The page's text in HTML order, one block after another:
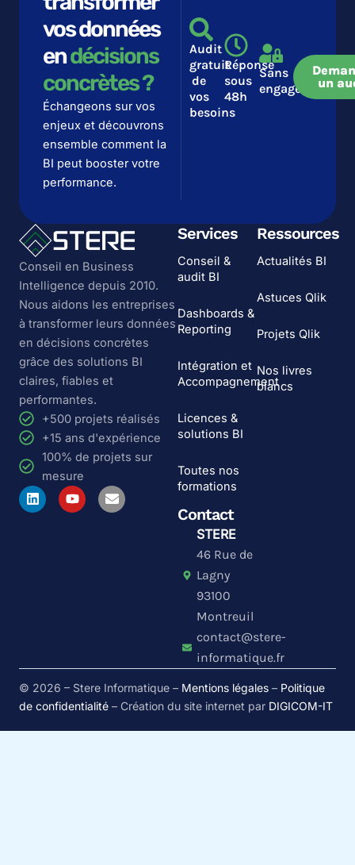
vos données
endécisions
concrètes ?​​
Échangeons sur vos
enjeux et découvrons
ensemble comment la
BI peut booster votre
performance.
Audit
gratuit
de
vos
besoins
Réponse
sous
48h
Sans
engagement
un
Conseil en Business
Intelligence depuis 2010.
Nous aidons les entreprises
à transformer leurs données
en décisions concrètes
grâce des solutions BI
claires, fiables et
performantes.
+500 projets réalisés
+15 ans d'expérience
100% de projets sur
mesure
L
i
n
Y
o
u
E
n
v
Services
Conseil &
audit BI
Dashboards &
Reporting
Intégration et
Accompagnement
Licences &
solutions BI
Toutes nos
formations
Ressources
Actualités BI
Astuces Qlik
Projets Qlik
Nos livres
blancs
Contact
STERE
46 Rue de
Lagny
93100
Montreuil
contact@stere-
informatique.fr
© 2026 – Stere Informatique – Mentions légales – Politique
de confidentialité – Création du site internet par DIGICOM-IT